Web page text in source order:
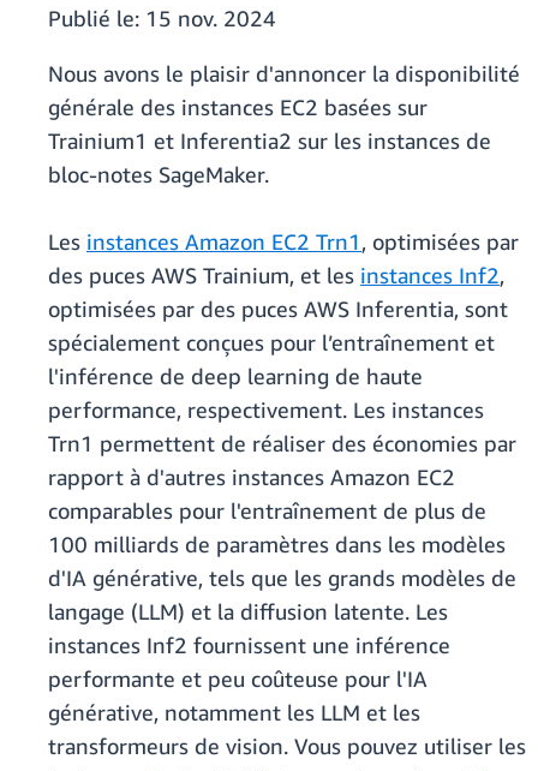
Publié le: 15 nov. 2024
Nous avons le plaisir d'annoncer la disponibilité
générale des instances EC2 basées sur
Trainium1 et Inferentia2 sur les instances de
bloc-notes SageMaker.
Les instances Amazon EC2 Trn1, optimisées par
des puces AWS Trainium, et les instances Inf2,
optimisées par des puces AWS Inferentia, sont
spécialement conçues pour l’entraînement et
l'inférence de deep learning de haute
performance, respectivement. Les instances
Trn1 permettent de réaliser des économies par
rapport à d'autres instances Amazon EC2
comparables pour l'entraînement de plus de
100 milliards de paramètres dans les modèles
d'IA générative, tels que les grands modèles de
langage (LLM) et la diffusion latente. Les
instances Inf2 fournissent une inférence
performante et peu coûteuse pour l'IA
générative, notamment les LLM et les
transformeurs de vision. Vous pouvez utiliser les